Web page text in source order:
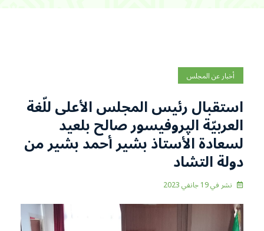
أخبار عن المجلس
استقبال رئيس المجلس الأعلى للّغة
العربيّة الپروفيسور صالح بلعيد
لسعادة الأستاذ بشير أحمد بشير من
دولة التشاد
نشر في19 جانفي 2023